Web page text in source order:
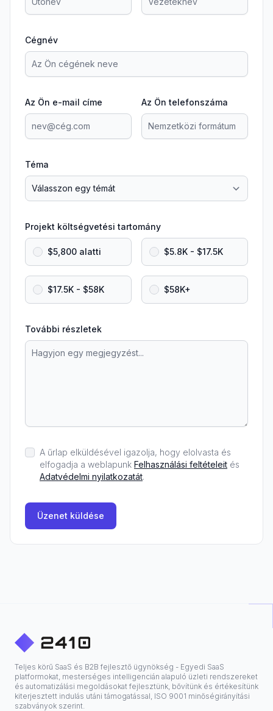
Cégnév
Az Ön e-mail címe Az Ön telefonszáma
Téma
Projekt költségvetési tartomány
$5,800 alatti $5.8K - $17.5K
$17.5K - $58K $58K+
További részletek
A űrlap elküldésével igazolja, hogy elolvasta és
elfogadja a weblapunk Felhasználási feltételeit és
Adatvédelmi nyilatkozatát.
Üzenet küldése
Teljes körű SaaS és B2B fejlesztő ügynökség - Egyedi SaaS
platformokat, mesterséges intelligencián alapuló üzleti rendszereket
és automatizálási megoldásokat fejlesztünk, bővítünk és értékesítünk
kiterjesztett indulás utáni támogatással, ISO 9001 minőségirányítási
szabványok szerint.